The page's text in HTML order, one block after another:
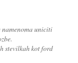
namenoma uniciti
stevilkah kot ford